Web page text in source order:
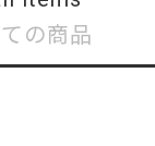
の商品